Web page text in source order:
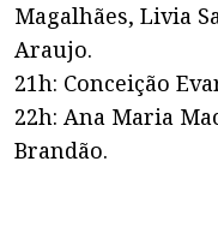
Magalhães, Livia
Araujo.
21h: Conceição
22h: Ana Maria
Brandão.